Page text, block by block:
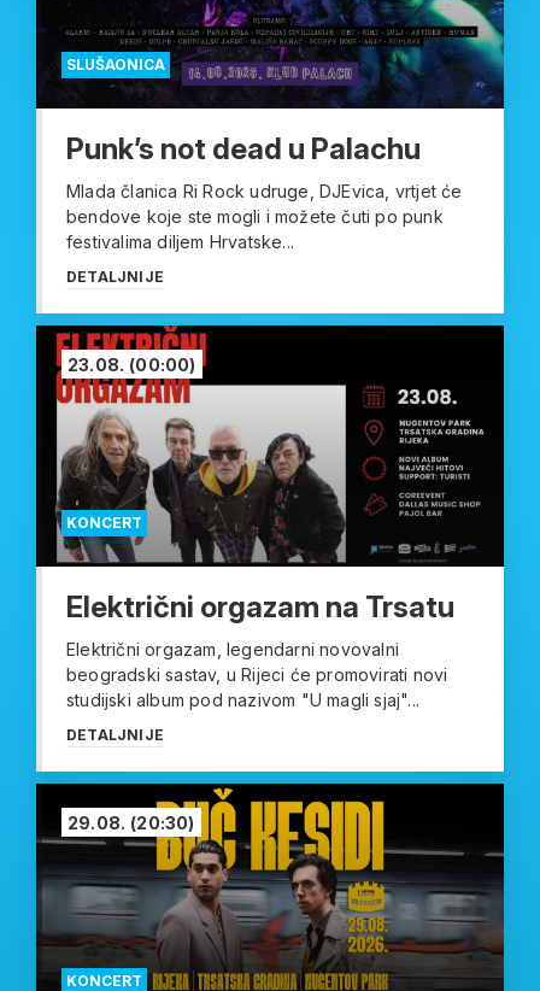
SLUŠAONICA
Punk’s not dead u Palachu
Mlada članica Ri Rock udruge, DJEvica, vrtjet će
bendove koje ste mogli i možete čuti po punk
festivalima diljem Hrvatske...
DETALJNIJE
KONCERT
23.08. (00:00)
Električni orgazam na Trsatu
Električni orgazam, legendarni novovalni
beogradski sastav, u Rijeci će promovirati novi
studijski album pod nazivom "U magli sjaj"...
DETALJNIJE
KONCERT
29.08. (20:30)